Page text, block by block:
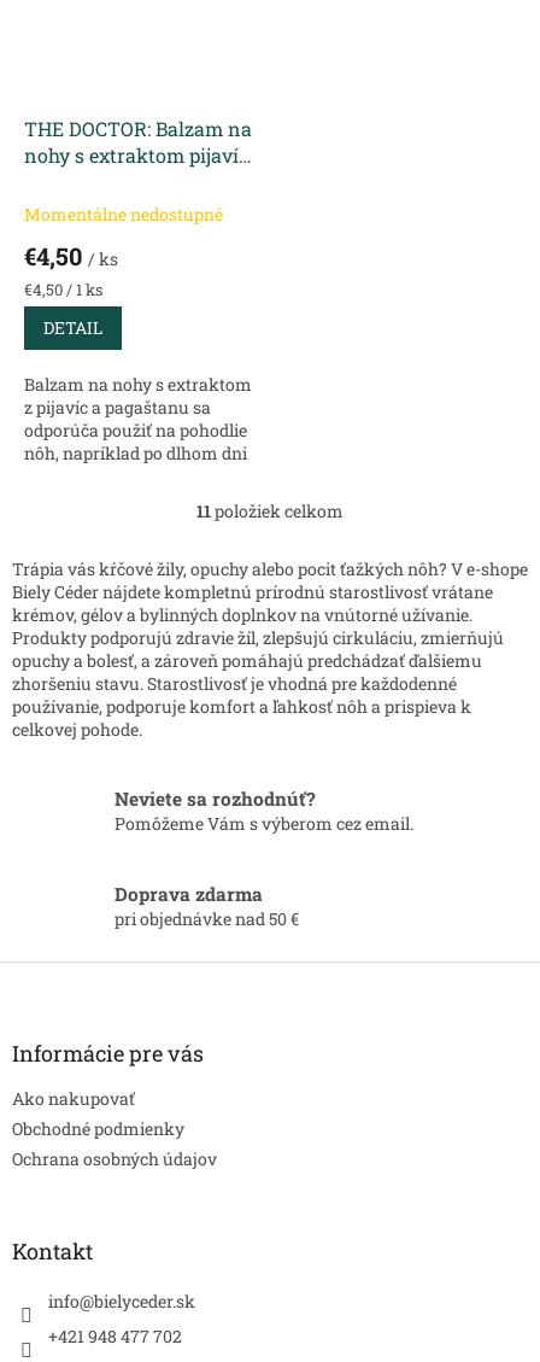
THE DOCTOR: Balzam na
nohy s extraktom pijavíc
Momentálne nedostupné
€4,50 / ks
Jednotková
cena:
€4,50 / 1 ks
DETAIL
Balzam na nohy s extraktom
z pijavíc a pagaštanu sa
odporúča použiť na pohodlie
nôh, napríklad po dlhom dni
aktivity. Účinné látky a ľahká
O
l
á
d
a
c
i
e
k
y
v
i
s
u
11položiek celkom
Trápia vás kŕčové žily, opuchy alebo pocit ťažkých nôh? V e-shope
Biely Céder nájdete kompletnú prírodnú starostlivosť vrátane
krémov, gélov a bylinných doplnkov na vnútorné užívanie.
Produkty podporujú zdravie žíl, zlepšujú cirkuláciu, zmierňujú
opuchy a bolesť, a zároveň pomáhajú predchádzať ďalšiemu
zhoršeniu stavu. Starostlivosť je vhodná pre každodenné
používanie, podporuje komfort a ľahkosť nôh a prispieva k
celkovej pohode.
Neviete sa rozhodnúť?
Pomôžeme Vám s výberom cez email.
Doprava zdarma
pri objednávke nad 50 €
Informácie pre vás
Ako nakupovať
Obchodné podmienky
Ochrana osobných údajov
Kontakt
info@bielyceder.sk
+421 948 477 702